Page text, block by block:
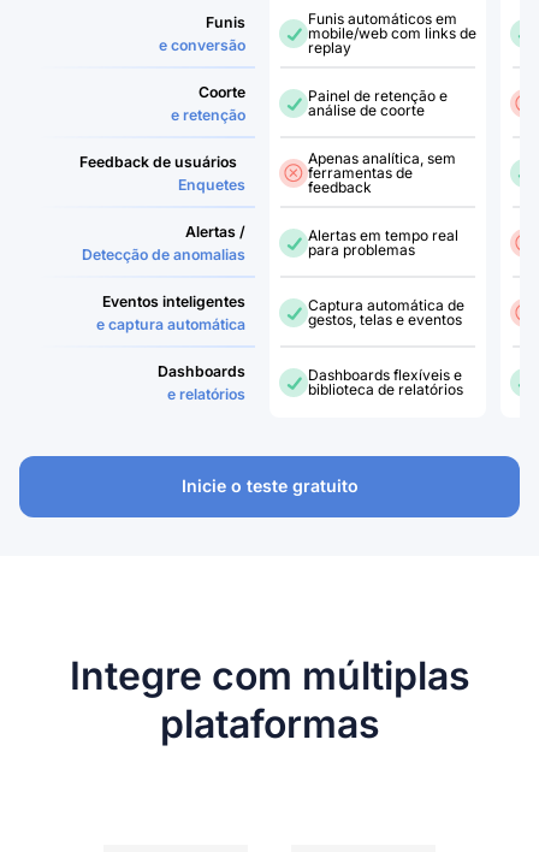
Funis
e conversão
Coorte
e retenção
Feedback de usuários
Enquetes
Alertas /
Detecção de anomalias
Eventos inteligentes
e captura automática
Dashboards
e relatórios
Funis automáticos em
mobile/web com links de
replay
Painel de retenção e
análise de coorte
Apenas analítica, sem
ferramentas de
feedback
Alertas em tempo real
para problemas
Captura automática de
gestos, telas e eventos
Dashboards flexíveis e
biblioteca de relatórios
Inicie o teste gratuito
Integre com múltiplas
plataformas